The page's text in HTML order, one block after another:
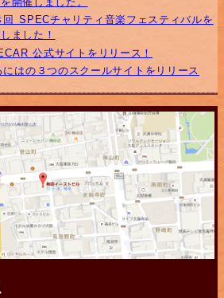
回 SPECチャリティ音楽フェスティバルを
ました！
公式サイトをリリース！
にはの３つのスクールサイトをリリース